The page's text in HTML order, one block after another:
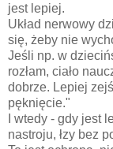
jest lepiej.
Układ nerwowy
się, żeby nie
Jeśli np. w
rozłam, ciało
dobrze. Lepiej
pęknięcie."
I wtedy - gdy jest
nastroju, łzy bez